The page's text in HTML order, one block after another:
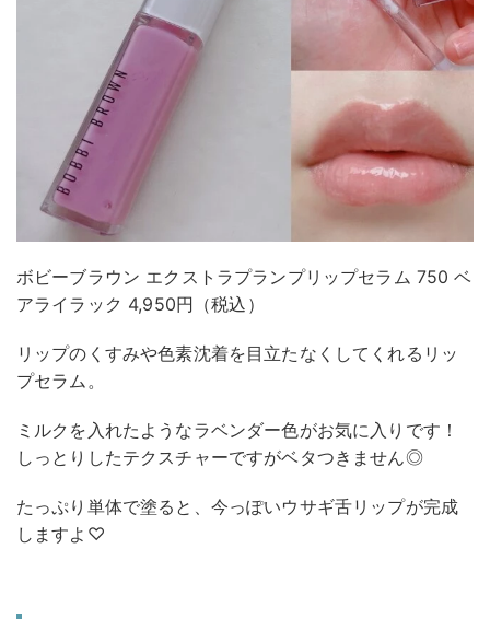
ボビーブラウン エクストラプランプリップセラム 750 ベ
アライラック 4,950円（税込）
リップのくすみや色素沈着を目立たなくしてくれるリッ
プセラム。
ミルクを入れたようなラベンダー色がお気に入りです！
しっとりしたテクスチャーですがベタつきません◎
たっぷり単体で塗ると、今っぽいウサギ舌リップが完成
しますよ♡